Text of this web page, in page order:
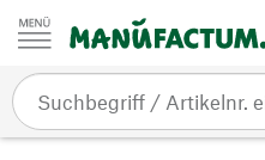
Zum Inhalt springen